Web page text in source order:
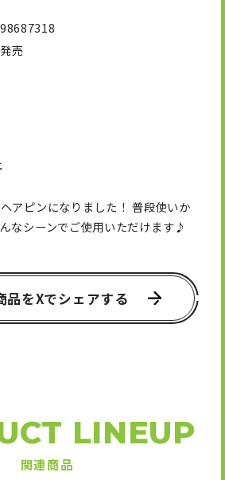
売
アピンになりました！ 普段使いか
なシーンでご使用いただけます♪
品をXでシェアする
LINEUP
関連商品